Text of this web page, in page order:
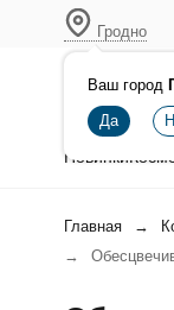
Гродно
Ваш город
Новинки
Главная